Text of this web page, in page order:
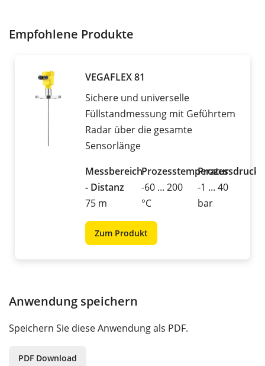
Empfohlene Produkte
VEGAFLEX 81
Sichere und universelle
Füllstandmessung mit Geführtem
Radar über die gesamte
Sensorlänge
Messbereich
- Distanz
75 m
Prozesstemperatur
-60 ... 200
°C
Prozessdruck
-1 ... 40
bar
Zum Produkt
Anwendung speichern
Speichern Sie diese Anwendung als PDF.
PDF Download